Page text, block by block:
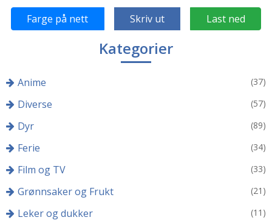
Farge på nett Skriv ut Last ned
Kategorier
Anime (37)
Diverse (57)
Dyr (89)
Ferie (34)
Film og TV (33)
Grønnsaker og Frukt (21)
Leker og dukker (11)